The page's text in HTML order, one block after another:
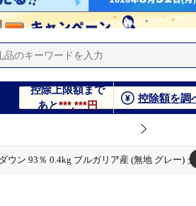
控除上限額まで
あと***,***円
控除額を調
ン 93％ 0.4kg ブルガリア産 (無地 グレ